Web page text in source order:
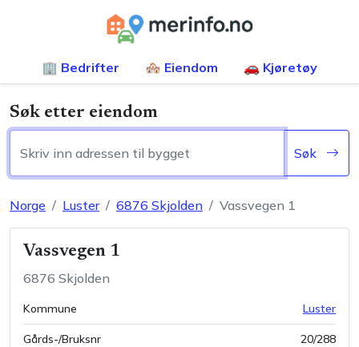
🏢 Bedrifter 🏘️ Eiendom 🚗 Kjøretøy
Søk etter eiendom
Søk
Norge Luster 6876 Skjolden Vassvegen 1
Vassvegen 1
6876 Skjolden
Kommune Luster
Gårds-/Bruksnr 20/288